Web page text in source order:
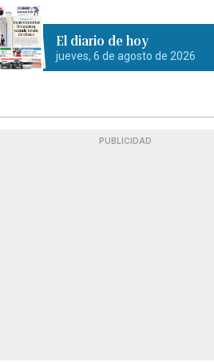
El diario de hoy
jueves, 6 de agosto de 2026
PUBLICIDAD